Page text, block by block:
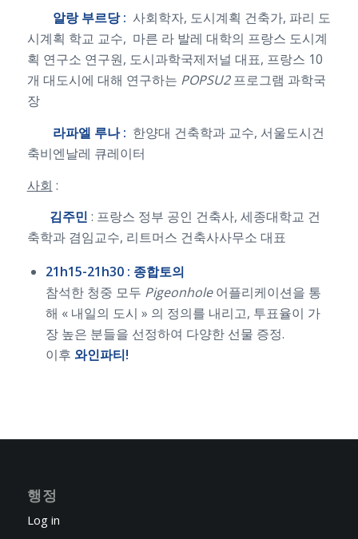
알랑부르당 : 사회학자, 도시계획 건축가, 파리 도
시계획 학교 교수, 마른 라 발레 대학의 프랑스 도시계
획 연구소 연구원, 도시과학국제저널 대표, 프랑스 10
개 대도시에 대해 연구하는 POPSU2프로그램 과학국
장
라파엘 루나 : 한양대 건축학과 교수, 서울도시건
축비엔날레 큐레이터
사회 :
김주민 : 프랑스 정부 공인 건축사, 세종대학교 건
축학과 겸임교수, 리트머스 건축사사무소 대표
21h15-21h30 : 종합토의
참석한 청중 모두 Pigeonhole어플리케이션을 통
해 « 내일의 도시 » 의 정의를 내리고, 투표율이 가
장 높은 분들을 선정하여 다양한 선물 증정.
이후 와인파티!
행정
Log in